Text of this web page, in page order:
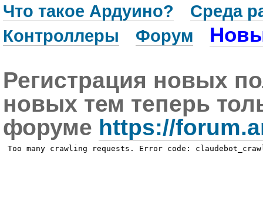
Что такое Ардуино?
Среда
Контроллеры
Форум
Регистрация новых
новых тем теперь
форуме https://